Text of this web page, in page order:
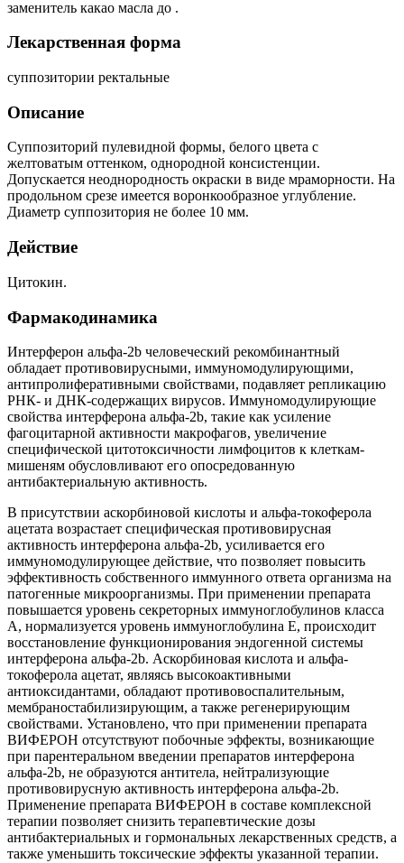
заменитель какао масла до .
Лекарственная форма
суппозитории ректальные
Описание
Суппозиторий пулевидной формы, белого цвета с
желтоватым оттенком, однородной консистенции.
Допускается неоднородность окраски в виде мраморности. На
продольном срезе имеется воронкообразное углубление.
Диаметр суппозитория не более 10 мм.
Действие
Цитокин.
Фармакодинамика
Интерферон альфа-2b человеческий рекомбинантный
обладает противовирусными, иммуномодулирующими,
антипролиферативными свойствами, подавляет репликацию
РНК- и ДНК-содержащих вирусов. Иммуномодулирующие
свойства интерферона альфа-2b, такие как усиление
фагоцитарной активности макрофагов, увеличение
специфической цитотоксичности лимфоцитов к клеткам-
мишеням обусловливают его опосредованную
антибактериальную активность.
В присутствии аскорбиновой кислоты и альфа-токоферола
ацетата возрастает специфическая противовирусная
активность интерферона альфа-2b, усиливается его
иммуномодулирующее действие, что позволяет повысить
эффективность собственного иммунного ответа организма на
патогенные микроорганизмы. При применении препарата
повышается уровень секреторных иммуноглобулинов класса
А, нормализуется уровень иммуноглобулина Е, происходит
восстановление функционирования эндогенной системы
интерферона альфа-2b. Аскорбиновая кислота и альфа-
токоферола ацетат, являясь высокоактивными
антиоксидантами, обладают противовоспалительным,
мембраностабилизирующим, а также регенерирующим
свойствами. Установлено, что при применении препарата
ВИФЕРОН отсутствуют побочные эффекты, возникающие
при парентеральном введении препаратов интерферона
альфа-2b, не образуются антитела, нейтрализующие
противовирусную активность интерферона альфа-2b.
Применение препарата ВИФЕРОН в составе комплексной
терапии позволяет снизить терапевтические дозы
антибактериальных и гормональных лекарственных средств, а
также уменьшить токсические эффекты указанной терапии.